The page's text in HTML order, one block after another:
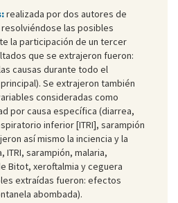
realizada por dos autores de
las posibles
la participación de un tercer
que se extrajeron fueron:
causas durante todo el
Se extrajeron también
consideradas como
por causa específica (diarrea,
inferior [ITRI], sarampión
así mismo la inciencia y la
sarampión, malaria,
Bitot, xeroftalmia y ceguera
extraídas fueron: efectos
abombada).